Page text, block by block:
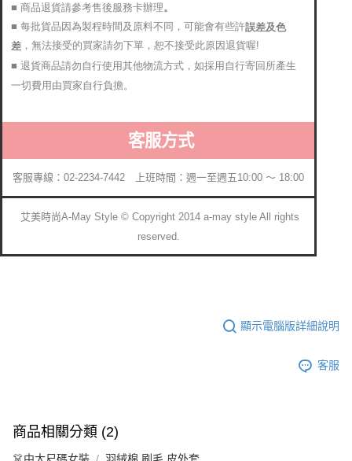
■ 商品退貨請參考售後服務卡辦理。
■ 每批貨品因為製程時間及原料不同，可能會有些許誤差及色
差 ，無法接受的買家請勿下單，恕不接受此原因退貨喔!
■ 退貨商品請勿自行使用其他物流方式，如採用自行寄回所產生
一切費用由買家自行負擔。
客服方式
客服專線：02-2234-7442 上班時間：週一至週五10:00 ～ 18:00
艾美時尚A-May Style © Copyright 2014 a-may style All rights
reserved.
顯示電腦版詳細說明
客服
商品相關分類 (2)